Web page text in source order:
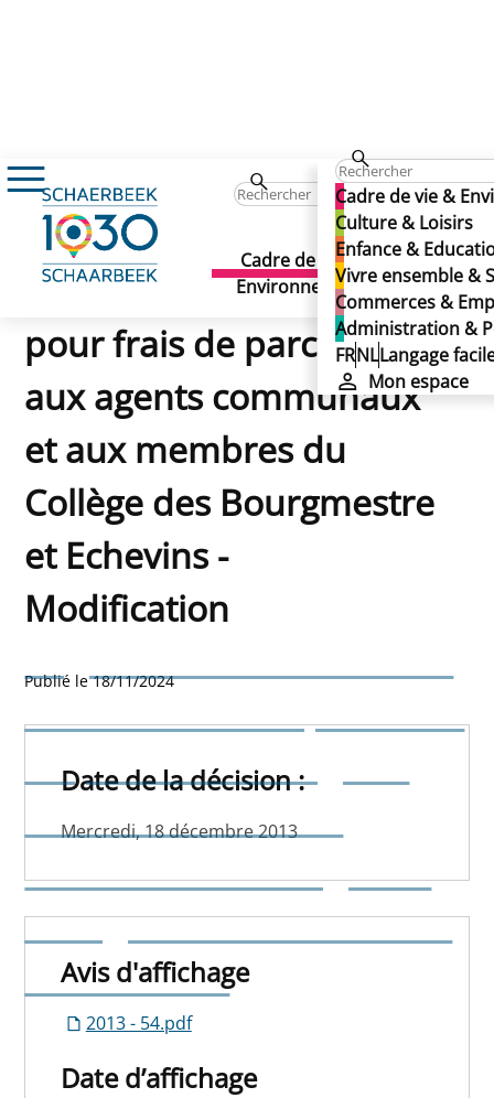
Cadre de vie &
Culture & Loisirs
Enfance &
Vivre ensemble &
Commerces &
Administration &
FRNLLangage
Mon espace
Cadre de vie &
Environnement
Culture &
Loisirs
Règlement relatif à l'octroi d'une indemnité pour frais
Règlement relatif à
l'octroi d'une indemnité
pour frais de parcours
aux agents communaux
et aux membres du
Collège des Bourgmestre
et Echevins -
Modification
d'une indemnité pour frais
de parcours aux agents
communaux et aux
membres du Collège des
Bourgmestre et Echevins -
Modification
Publié le 18/11/2024
Date de la décision :
Mercredi, 18 décembre 2013
Avis d'affichage
2013 - 54.pdf
Date d’affichage